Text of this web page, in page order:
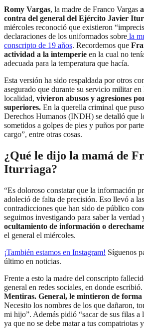
Romy Vargas, la madre de Franco Vargas
contra del general del Ejército Javier
miércoles reconoció que existieron
declaraciones de los uniformados sobre la
conscripto de 19 años. Recordemos que
actividad a la intemperie en la cual no
adecuada para la temperatura que hacía.
Esta versión ha sido respaldada por otros
asegurado que durante su servicio militar en
localidad, vivieron abusos y agresiones
superiores. En la querella criminal que
Derechos Humanos (INDH) se detalló que
sometidos a golpes de pies y puños por
cargo”, entre otras cosas.
¿Qué le dijo la mamá de
Iturriaga?
“Es doloroso constatar que la información
adoleció de falta de precisión. Eso llevó a
contradicciones que han sido de público
seguimos investigando para saber la verdad
ocultamiento de información o
el general el miércoles.
¡También estamos en Instagram! Síguenos
último en noticias.
Frente a esto la madre del conscripto
general en redes sociales, en donde escribió.
Mentiras. General, le mintieron de forma
Necesito los nombres de los que dañaron,
mi hijo”. Además pidió “sacar de sus filas a
ya que no se debe matar a tus compatriotas